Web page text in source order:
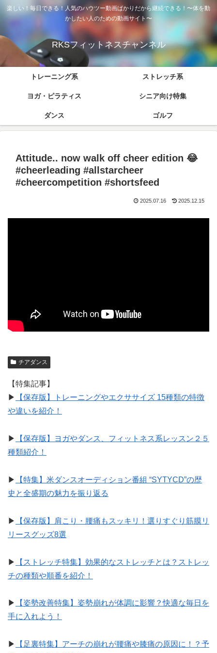
楽しい！毎日できる！人気のハウツー動画ばかりだから継続できる！〜体を動
かしたい人のための動画サイト〜
RKSフィットネスチャンネル
トレーニング系 ストレッチ系
ヨガ・ピラティス シニア向け特集
ダンス ゴルフ
Attitude.. now walk off cheer edition 😂
#cheerleading #allstarcheer
#cheercompetition #shortsfeed
2025.07.16 2025.12.15
チアダンス
【特集記事】
▶︎
【保存版】トレーニングやエクササイズ 15種類の特徴
や違いを紹介！
▶︎
【保存版】ヨガやダンス、フィットネス系レッスン２５
種類紹介！
▶︎
【特集】米ダンスオーディション番組 “SYTYCD”の歴
史と全盛期の魅力を振り返る
▶︎
【保存版】肩こり・腰痛もスッキリ！選りすぐり筋膜リ
リースグッズ8選
▶︎
【ストレッチ特集】効果的なストレッチとは？ストレッ
チの種類や順番を紹介！
▶︎
【姿勢改善特集】姿勢崩れが体調に影響？快適な毎日を
手に入れよう！
▶︎
【足裏特集】アーチの崩れが腰痛や膝痛の原因に！？予